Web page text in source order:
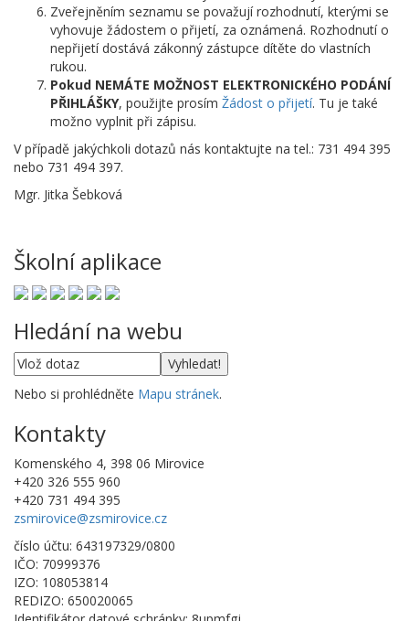
Zveřejněním seznamu se považují rozhodnutí, kterými se
vyhovuje žádostem o přijetí, za oznámená. Rozhodnutí o
nepřijetí dostává zákonný zástupce dítěte do vlastních
rukou.
Pokud NEMÁTE MOŽNOST ELEKTRONICKÉHO PODÁNÍ
PŘIHLÁŠKY, použijte prosím Žádost o přijetí. Tu je také
možno vyplnit při zápisu.
V případě jakýchkoli dotazů nás kontaktujte na tel.: 731 494 395
nebo 731 494 397.
Mgr. Jitka Šebková
Školní aplikace
Hledání na webu
Nebo si prohlédněte Mapu stránek.
Kontakty
Komenského 4, 398 06 Mirovice
+420 326 555 960
+420 731 494 395
zsmirovice@zsmirovice.cz
číslo účtu: 643197329/0800
IČO: 70999376
IZO: 108053814
REDIZO: 650020065